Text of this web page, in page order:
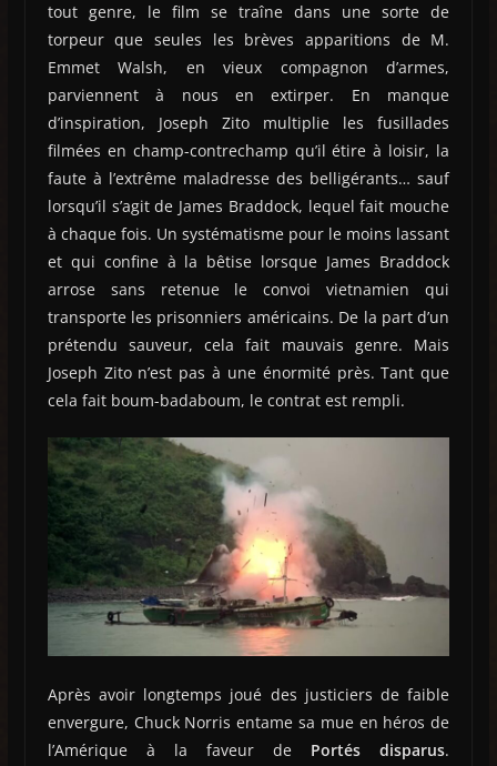
tout genre, le film se traîne dans une sorte de
torpeur que seules les brèves apparitions de M.
Emmet Walsh, en vieux compagnon d’armes,
parviennent à nous en extirper. En manque
d’inspiration, Joseph Zito multiplie les fusillades
filmées en champ-contrechamp qu’il étire à loisir, la
faute à l’extrême maladresse des belligérants… sauf
lorsqu’il s’agit de James Braddock, lequel fait mouche
à chaque fois. Un systématisme pour le moins lassant
et qui confine à la bêtise lorsque James Braddock
arrose sans retenue le convoi vietnamien qui
transporte les prisonniers américains. De la part d’un
prétendu sauveur, cela fait mauvais genre. Mais
Joseph Zito n’est pas à une énormité près. Tant que
cela fait boum-badaboum, le contrat est rempli.
Après avoir longtemps joué des justiciers de faible
envergure, Chuck Norris entame sa mue en héros de
l’Amérique à la faveur de Portés disparus.